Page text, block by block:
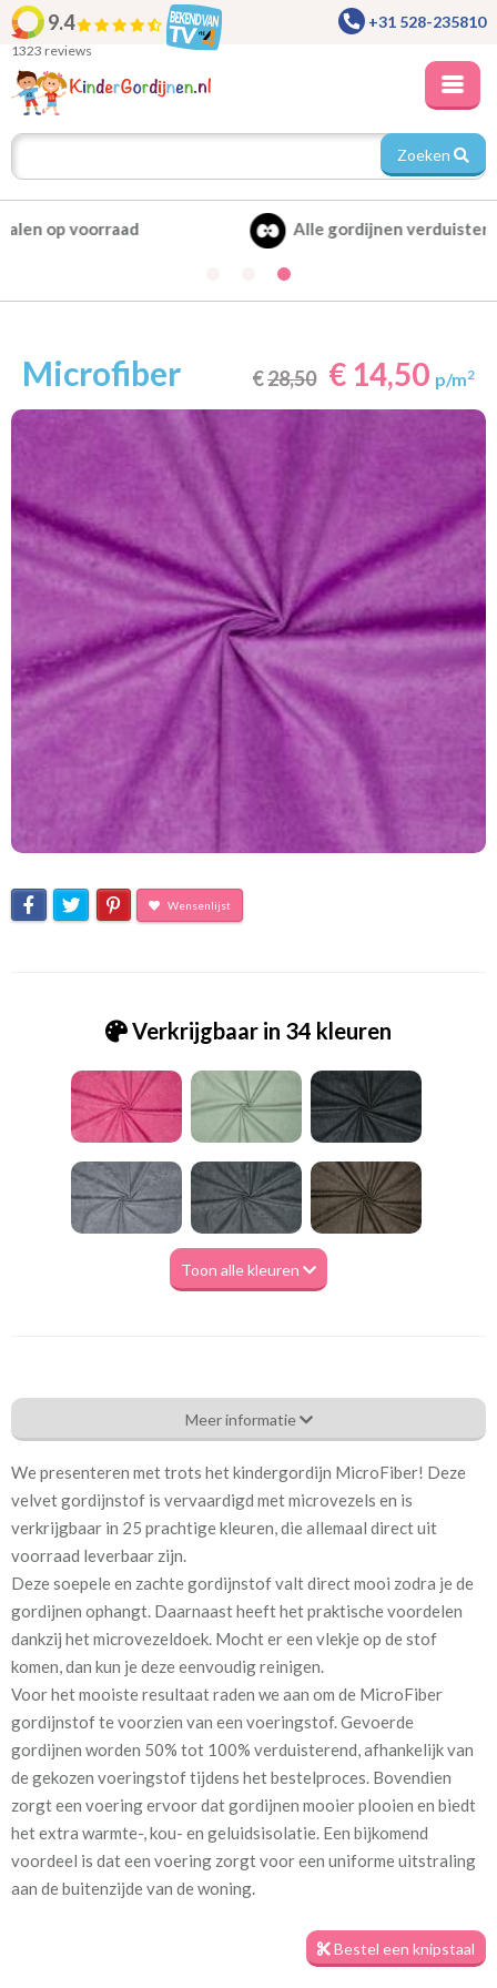
9.4
1323 reviews
+31 528-235810
Zoeken
Alle gordijnen verduisterend leverbaar
Microfiber €28,50 € 14,50 p/m2
Wensenlijst
Verkrijgbaar in 34 kleuren
Toon alle kleuren
Tk.Microfibre 0059 violet
Eigenschappen gordijnstof
Tk.Microfibre 0059 violet
Stofbreedte: 140 cm
Mate van verduistering:
Geen (voering optioneel
tijdens bestelproces)
Meestal eerder, maar houd
rekening met
Binnen één week (in doos)
Materiaal: 100% microfibre polyester
Bij de productie van de gordijnen houden we rekening met jouw
opgegeven maatvoering, zodat deze perfect passen in de
kinderkamer. Het is dus belangrijk om nauwkeurig te meten.
Meer informatie
We presenteren met trots het kindergordijn MicroFiber! Deze
velvet gordijnstof is vervaardigd met microvezels en is
verkrijgbaar in 25 prachtige kleuren, die allemaal direct uit
voorraad leverbaar zijn.
Deze soepele en zachte gordijnstof valt direct mooi zodra je de
gordijnen ophangt. Daarnaast heeft het praktische voordelen
dankzij het microvezeldoek. Mocht er een vlekje op de stof
komen, dan kun je deze eenvoudig reinigen.
Voor het mooiste resultaat raden we aan om de MicroFiber
gordijnstof te voorzien van een voeringstof. Gevoerde
gordijnen worden 50% tot 100% verduisterend, afhankelijk van
de gekozen voeringstof tijdens het bestelproces. Bovendien
zorgt een voering ervoor dat gordijnen mooier plooien en biedt
het extra warmte-, kou- en geluidsisolatie. Een bijkomend
voordeel is dat een voering zorgt voor een uniforme uitstraling
aan de buitenzijde van de woning.
Bestel een knipstaal